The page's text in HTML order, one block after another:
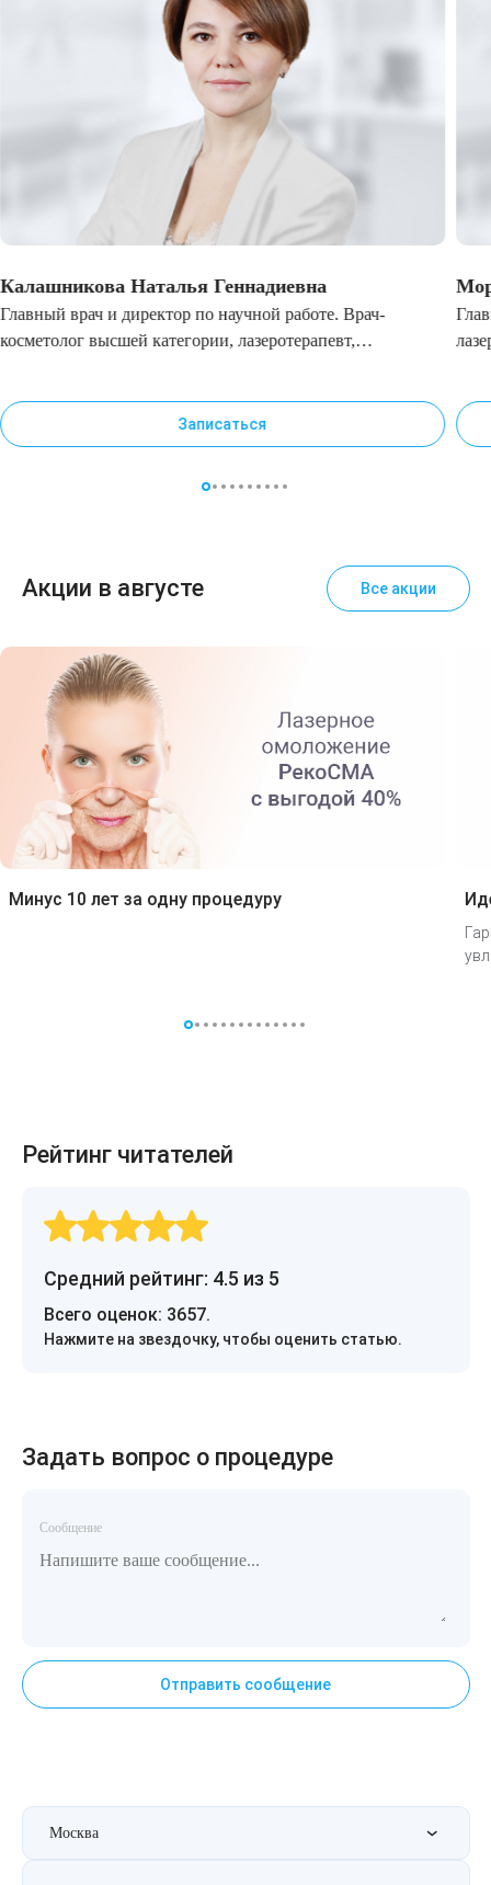
Калашникова Наталья Геннадиевна
Главный врач и директор по научной работе. Врач-
косметолог высшей категории, лазеротерапевт,
Записаться
Акции в августе Все акции
Минус 10 лет за одну процедуру
Рейтинг читателей
Средний рейтинг: 4.5 из 5
Всего оценок: 3657.
Нажмите на звездочку, чтобы оценить статью.
Задать вопрос о процедуре
Сообщение
Отправить сообщение
Москва